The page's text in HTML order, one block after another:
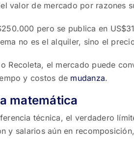
valor de mercado por razones
pero se publica en
no es el alquiler, sino el
o Recoleta, el mercado puede
y costos de mudanza.
matemática
técnica, el verdadero
y salarios aún en